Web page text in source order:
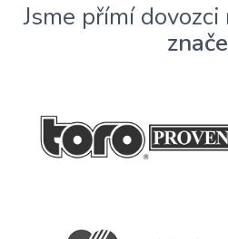
Jsme přímí dovozci